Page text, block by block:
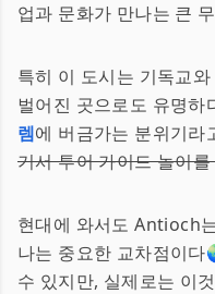
업과 문화가 만나는 큰
특히 이 도시는 기독교
벌어진 곳으로도 유명
렘에 버금가는 분위기
기서 투어 가이드 놀이
현대에 와서도 Antioch
나는 중요한 교차점이
수 있지만, 실제로는 이